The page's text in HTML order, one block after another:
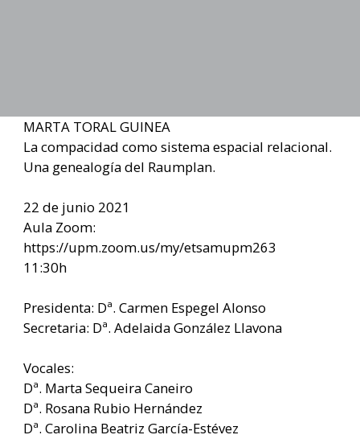
MARTA TORAL GUINEA
La compacidad como sistema espacial relacional.
Una genealogía del Raumplan.
22 de junio 2021
Aula Zoom:
https://upm.zoom.us/my/etsamupm263
11:30h
Presidenta: Dª. Carmen Espegel Alonso
Secretaria: Dª. Adelaida González Llavona
Vocales:
Dª. Marta Sequeira Caneiro
Dª. Rosana Rubio Hernández
Dª. Carolina Beatriz García-Estévez